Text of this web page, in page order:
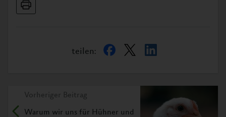
teilen:
Vorheriger Beitrag
Warum wir uns für Hühner und